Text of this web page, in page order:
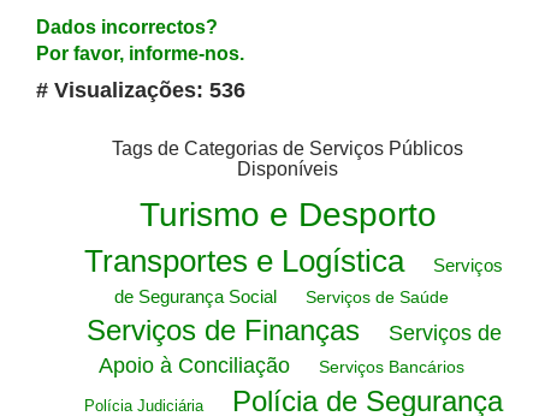
Dados incorrectos?
Por favor, informe-nos.
# Visualizações: 536
Tags de Categorias de Serviços Públicos
Disponíveis
Turismo e Desporto
Transportes e Logística
Serviços
de Segurança Social
Serviços de Saúde
Serviços de Finanças
Serviços de
Apoio à Conciliação
Serviços Bancários
Polícia Judiciária
Polícia de Segurança